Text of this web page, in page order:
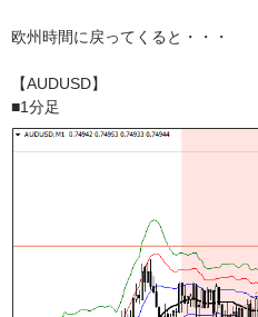
欧州時間に戻ってくると・・・
【AUDUSD】
■1分足